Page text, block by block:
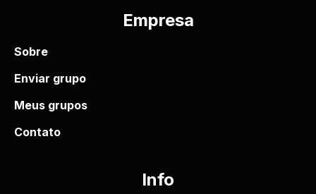
Empresa
Sobre
Enviar grupo
Meus grupos
Contato
Info